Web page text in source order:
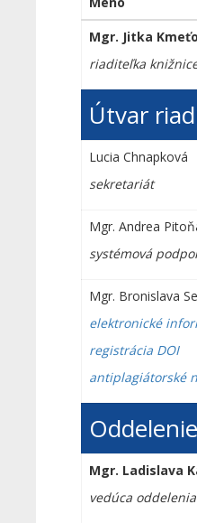
Mgr. Jitka
riaditeľka
Útvar
Lucia Chnapková
sekretariát
Mgr. Andrea
systémová
Mgr. Bronislava
elektronické
registrácia DOI
antiplagiátorské
Mgr. Ladislava
vedúca oddelenia